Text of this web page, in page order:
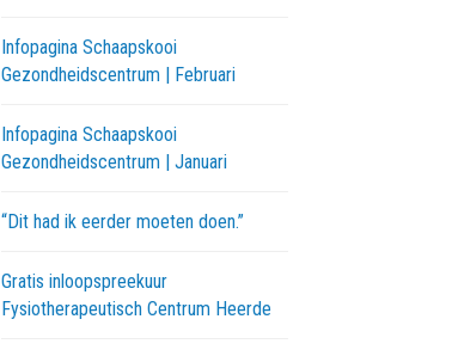
Infopagina Schaapskooi
Gezondheidscentrum | Februari
Infopagina Schaapskooi
Gezondheidscentrum | Januari
“Dit had ik eerder moeten doen.”
Gratis inloopspreekuur
Fysiotherapeutisch Centrum Heerde